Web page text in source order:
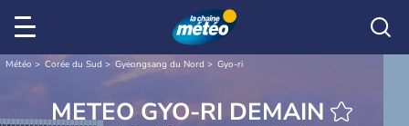
Météo Corée du Sud Gyeongsang du Nord Gyo-ri
METEO GYO-RI DEMAIN